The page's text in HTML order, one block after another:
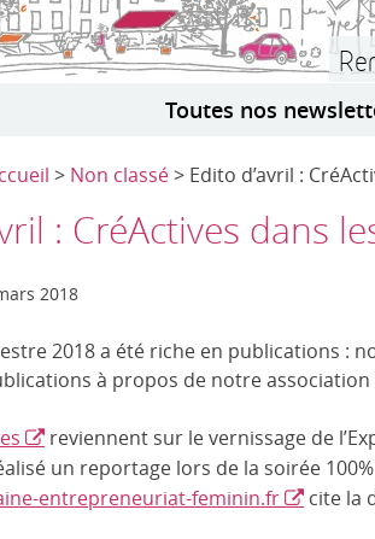
Toutes nos
> Non classé> Edito d’avril :
: CréActives dans
2018
2018 a été riche en publications :
à propos de notre association
reviennent sur le vernissage de
un reportage lors de la soirée
entrepreneuriat-feminin.fr
cite la